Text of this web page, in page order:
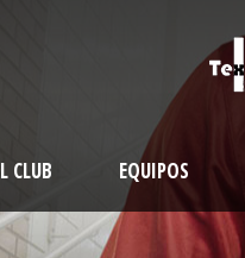
CLUB EQUIPOS